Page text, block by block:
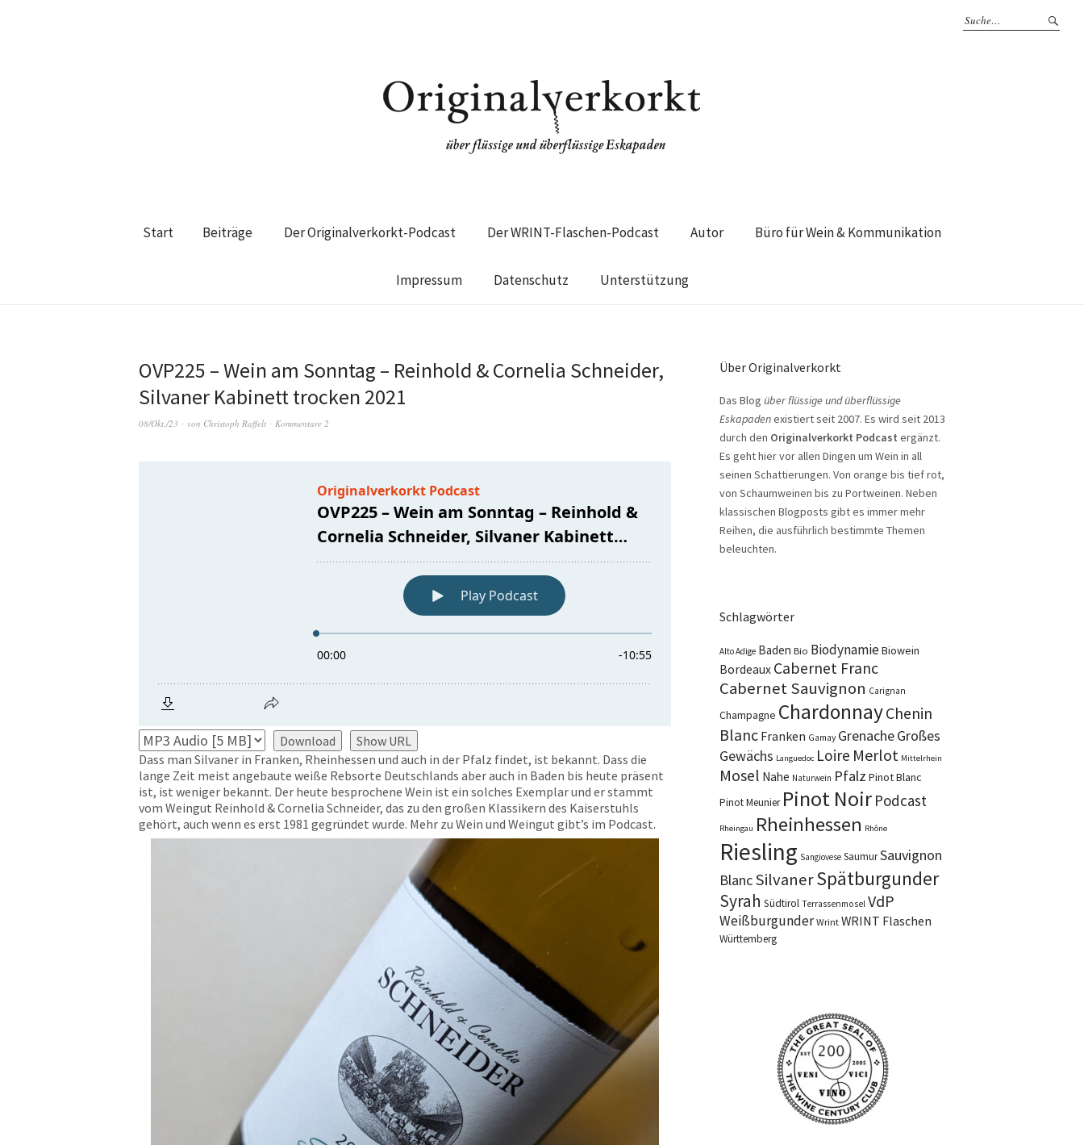
Start Beiträge Der Originalverkorkt-Podcast Der WRINT-Flaschen-Podcast Autor Büro für Wein & Kommunikation
Impressum Datenschutz Unterstützung
OVP225 – Wein am Sonntag – Reinhold & Cornelia Schneider,
Silvaner Kabinett trocken 2021
08/Okt./23 von Christoph Raffelt Kommentare 2
Download
Show URL
Dass man Silvaner in Franken, Rheinhessen und auch in der Pfalz findet, ist bekannt. Dass die
lange Zeit meist angebaute weiße Rebsorte Deutschlands aber auch in Baden bis heute präsent
ist, ist weniger bekannt. Der heute besprochene Wein ist ein solches Exemplar und er stammt
vom Weingut Reinhold & Cornelia Schneider, das zu den großen Klassikern des Kaiserstuhls
gehört, auch wenn es erst 1981 gegründet wurde. Mehr zu Wein und Weingut gibt’s im Podcast.
Über Originalverkorkt
Das Blog über flüssige und überflüssige
Eskapadenexistiert seit 2007. Es wird seit 2013
durch den Originalverkorkt Podcast ergänzt.
Es geht hier vor allen Dingen um Wein in all
seinen Schattierungen. Von orange bis tief rot,
von Schaumweinen bis zu Portweinen. Neben
klassischen Blogposts gibt es immer mehr
Reihen, die ausführlich bestimmte Themen
beleuchten.
Schlagwörter
Alto Adige Baden Bio BiodynamieBiowein
Bordeaux Cabernet Franc
Cabernet Sauvignon Carignan
Champagne ChardonnayChenin
Blanc Franken Gamay GrenacheGroßes
Gewächs Languedoc Loire Merlot Mittelrhein
Mosel Nahe Naturwein Pfalz Pinot Blanc
Pinot Meunier Pinot Noir Podcast
Rheingau Rheinhessen Rhône
Riesling Sangiovese SaumurSauvignon
BlancSilvanerSpätburgunder
Syrah Südtirol Terrassenmosel VdP
Weißburgunder Wrint WRINT Flaschen
Württemberg